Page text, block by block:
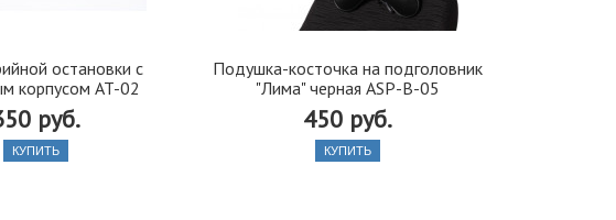
остановки с
корпусом AT-02
руб.
КУПИТЬ
Подушка-косточка на подголовник
"Лима" черная ASP-B-05
450 руб.
КУПИТЬ